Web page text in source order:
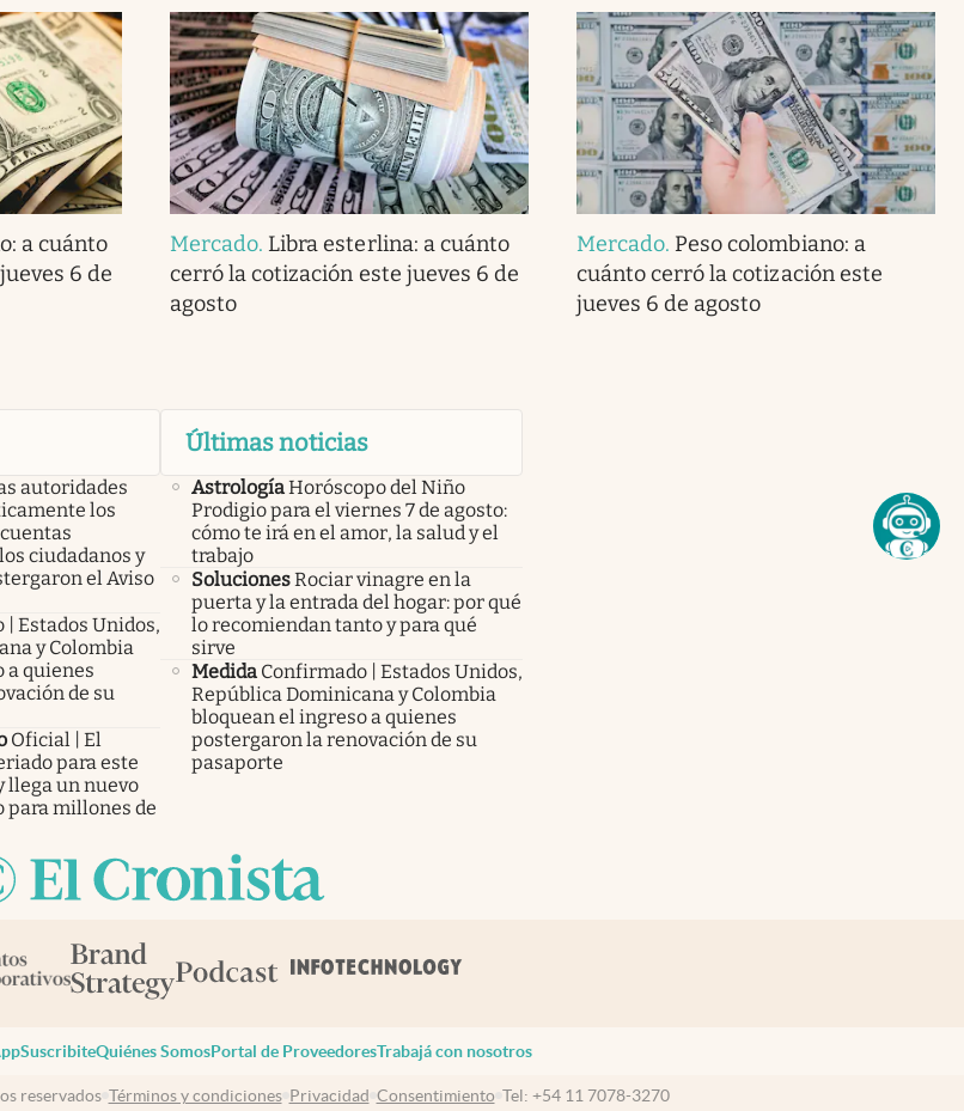
a cuánto
6 de
Mercado. Libra esterlina: a cuánto
cerró la cotización este jueves 6 de
agosto
Mercado. Peso colombiano: a
cuánto cerró la cotización este
jueves 6 de agosto
autoridades
los
ciudadanos y
el Aviso
| Estados Unidos,
y Colombia
a quienes
de su
Oficial | El
para este
llega un nuevo
para millones de
Últimas noticias
AstrologíaHoróscopo del Niño
Prodigio para el viernes 7 de agosto:
cómo te irá en el amor, la salud y el
trabajo
SolucionesRociar vinagre en la
puerta y la entrada del hogar: por qué
lo recomiendan tanto y para qué
sirve
Medida Confirmado | Estados Unidos,
República Dominicana y Colombia
bloquean el ingreso a quienes
postergaron la renovación de su
pasaporte
SuscribiteQuiénes SomosPortal de ProveedoresTrabajá con nosotros
reservados Términos y condiciones Privacidad Consentimiento Tel: +54 11 7078-3270